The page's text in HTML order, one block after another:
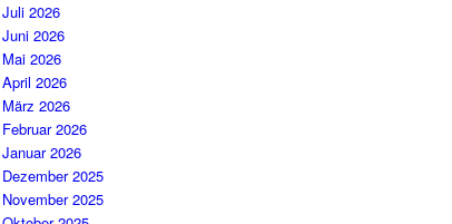
Juli 2026
Juni 2026
Mai 2026
April 2026
März 2026
Februar 2026
Januar 2026
Dezember 2025
November 2025